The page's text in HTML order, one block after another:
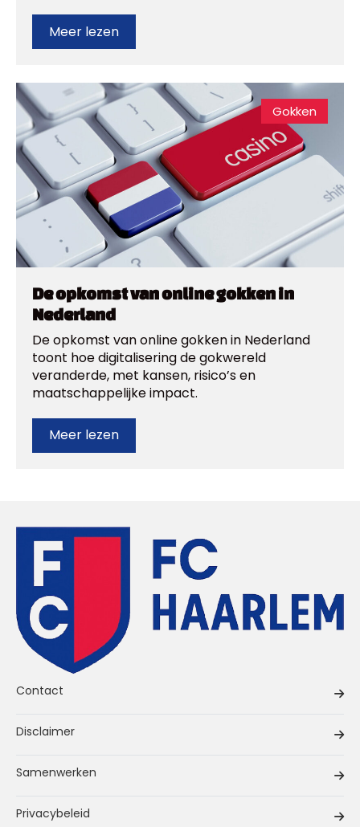
Meer lezen
Gokken
De opkomst van online gokken in
Nederland
De opkomst van online gokken in Nederland
toont hoe digitalisering de gokwereld
veranderde, met kansen, risico’s en
maatschappelijke impact.
Meer lezen
Contact
Disclaimer
Samenwerken
Privacybeleid